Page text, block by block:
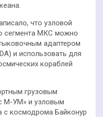
что узловой
сегмента МКС можно
адаптером
и использовать для
кораблей
грузовым
М-УМ» и узловым
с космодрома Байконур